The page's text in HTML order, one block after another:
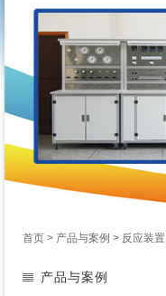
首页 > 产品与案例 > 反应装置
产品与案例